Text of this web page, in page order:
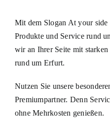
Mit dem Slogan At your
Produkte und Service rund
wir an Ihrer Seite mit
rund um Erfurt.
Nutzen Sie unsere
Premiumpartner. Denn
ohne Mehrkosten genießen.